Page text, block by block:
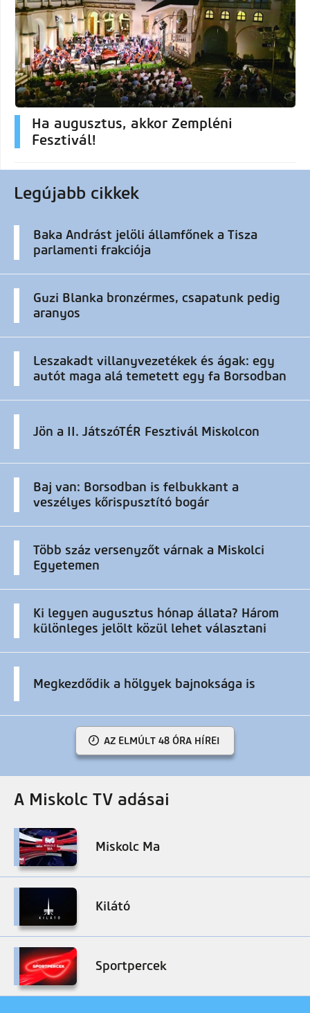
Ha augusztus, akkor Zempléni
Fesztivál!
Legújabb cikkek
Baka Andrást jelöli államfőnek a Tisza
parlamenti frakciója
Guzi Blanka bronzérmes, csapatunk pedig
aranyos
Leszakadt villanyvezetékek és ágak: egy
autót maga alá temetett egy fa Borsodban
Jön a II. JátszóTÉR Fesztivál Miskolcon
Baj van: Borsodban is felbukkant a
veszélyes kőrispusztító bogár
Több száz versenyzőt várnak a Miskolci
Egyetemen
Ki legyen augusztus hónap állata? Három
különleges jelölt közül lehet választani
Megkezdődik a hölgyek bajnoksága is
AZ ELMÚLT 48 ÓRA HÍREI
A Miskolc TV adásai
Miskolc Ma
Kilátó
Sportpercek